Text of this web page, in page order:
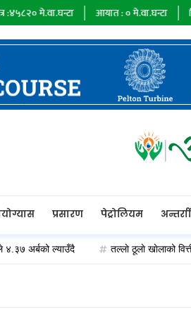
मे.वा.घन्टा आयात :०मे.वा.घन्टा
प्रसारण पेट्रोलियम
अर्बको ल्याउँदै तल्लाे ठूलाे खाेलाको